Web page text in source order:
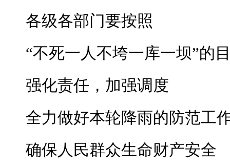
各级各部门要按照
“不死一人不垮一库一坝”的
强化责任，加强调度
全力做好本轮降雨的防范工
确保人民群众生命财产安全